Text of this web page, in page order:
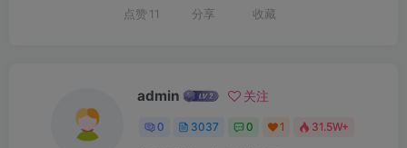
点赞 11 分享 收藏
admin 关注
0 3037 0 1 31.5W+